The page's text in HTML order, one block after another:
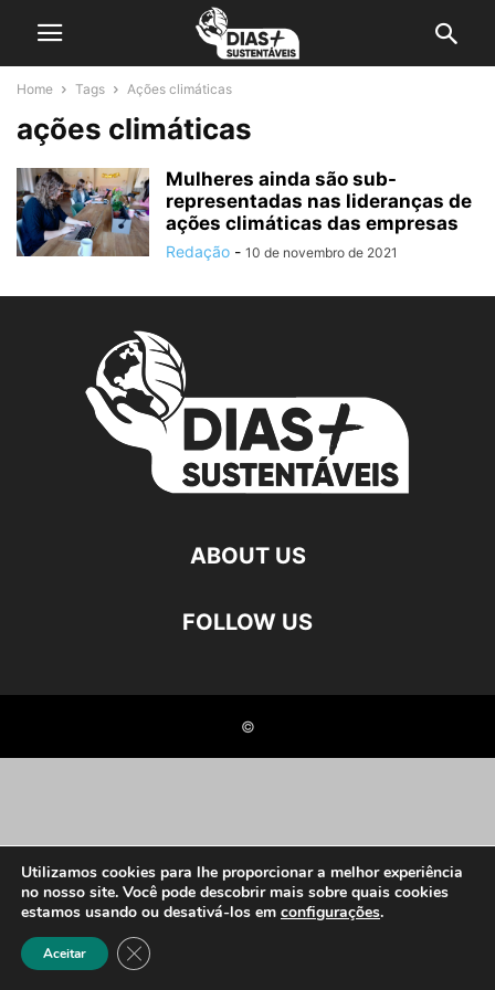
Home Tags Ações climáticas
ações climáticas
Mulheres ainda são sub-
representadas nas lideranças de
ações climáticas das empresas
Redação - 10 de novembro de 2021
ABOUT US
FOLLOW US
©
Utilizamos cookies para lhe proporcionar a melhor experiência
no nosso site. Você pode descobrir mais sobre quais cookies
estamos usando ou desativá-los em configurações.
Aceitar Close GDPR Cookie Banner